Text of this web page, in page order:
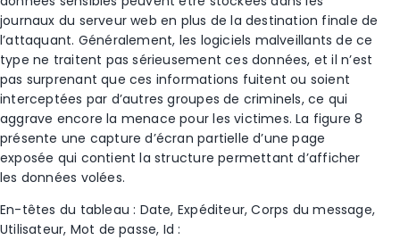
journaux du serveur web en plus de la destination finale de
l’attaquant. Généralement, les logiciels malveillants de ce
type ne traitent pas sérieusement ces données, et il n’est
pas surprenant que ces informations fuitent ou soient
interceptées par d’autres groupes de criminels, ce qui
aggrave encore la menace pour les victimes. La figure 8
présente une capture d’écran partielle d’une page
exposée qui contient la structure permettant d’afficher
les données volées.
En-têtes du tableau : Date, Expéditeur, Corps du message,
Utilisateur, Mot de passe, Id :